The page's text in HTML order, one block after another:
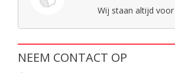
Wij staan altijd voor
NEEM CONTACT OP